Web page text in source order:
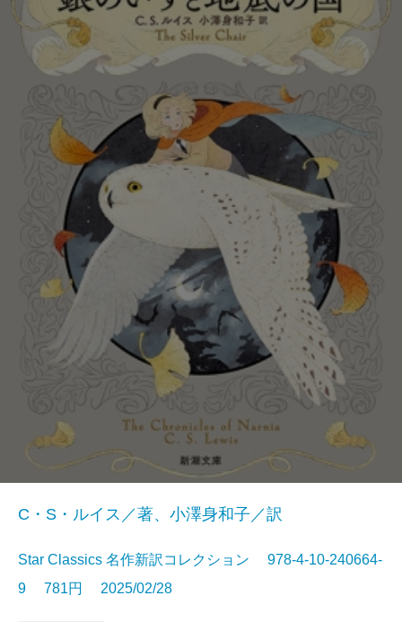
C・S・ルイス／著、小澤身和子／訳
Star Classics 名作新訳コレクション 978-4-10-240664-
9 781円 2025/02/28